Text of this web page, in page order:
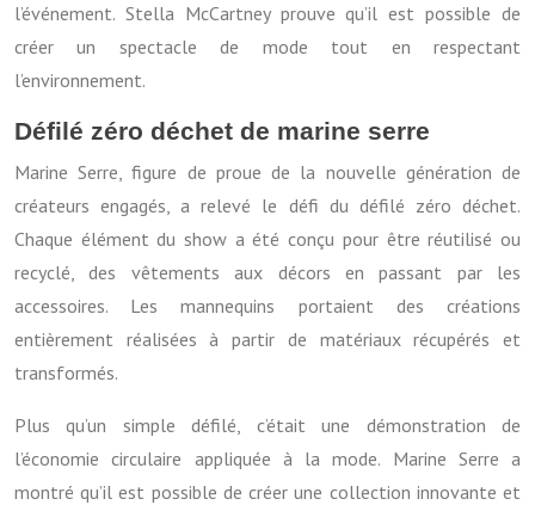
l’événement. Stella McCartney prouve qu’il est possible de
créer un spectacle de mode tout en respectant
l’environnement.
Défilé zéro déchet de marine serre
Marine Serre, figure de proue de la nouvelle génération de
créateurs engagés, a relevé le défi du défilé zéro déchet.
Chaque élément du show a été conçu pour être réutilisé ou
recyclé, des vêtements aux décors en passant par les
accessoires. Les mannequins portaient des créations
entièrement réalisées à partir de matériaux récupérés et
transformés.
Plus qu’un simple défilé, c’était une démonstration de
l’économie circulaire appliquée à la mode. Marine Serre a
montré qu’il est possible de créer une collection innovante et